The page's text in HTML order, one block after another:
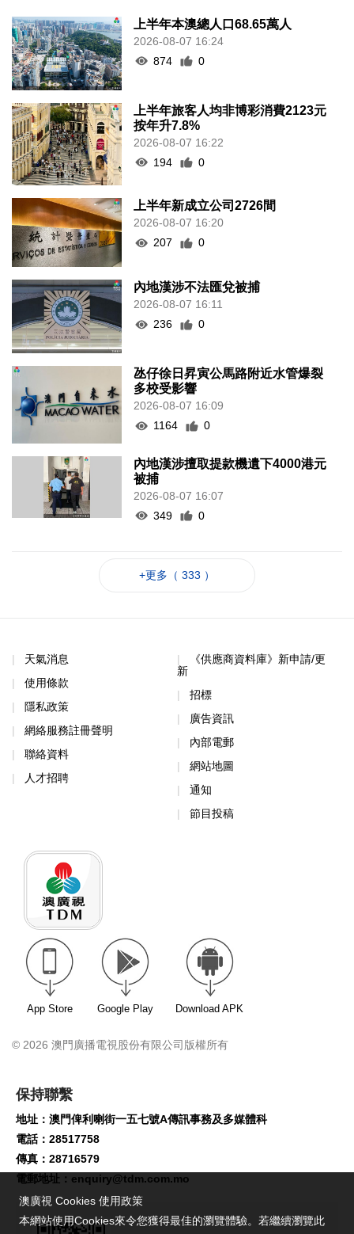
上半年本澳總人口68.65萬人
2026-08-07 16:24
874
0
上半年旅客人均非博彩消費2123元
按年升7.8%
2026-08-07 16:22
194
0
上半年新成立公司2726間
2026-08-07 16:20
207
0
內地漢涉不法匯兌被捕
2026-08-07 16:11
236
0
氹仔徐日昇寅公馬路附近水管爆裂
多校受影響
2026-08-07 16:09
1164
0
內地漢涉擅取提款機遺下4000港元
被捕
2026-08-07 16:07
349
0
+更多（ 333 ）
天氣消息
使用條款
隱私政策
網絡服務註冊聲明
聯絡資料
人才招聘
《供應商資料庫》新申請/更
新
招標
廣告資訊
內部電郵
網站地圖
通知
節目投稿
App Store Google Play Download APK
© 2026 澳門廣播電視股份有限公司版權所有
保持聯繫
地址：澳門俾利喇街一五七號A傳訊事務及多媒體科
電話：28517758
傳真：28716579
電郵地址： enquiry@tdm.com.mo
澳廣視 Cookies 使用政策
本網站使用Cookies來令您獲得最佳的瀏覽體驗。若繼續瀏覽此